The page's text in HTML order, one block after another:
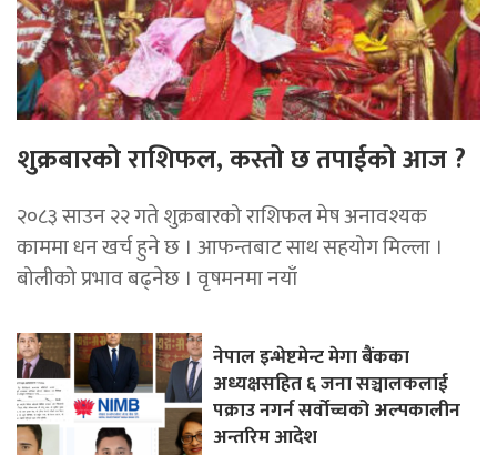
शुक्रबारको राशिफल, कस्तो छ तपाईको आज ?
२०८३ साउन २२ गते शुक्रबारको राशिफल मेष अनावश्यक
काममा धन खर्च हुने छ । आफन्तबाट साथ सहयोग मिल्ला ।
बोलीको प्रभाव बढ्नेछ । वृषमनमा नयाँ
नेपाल इन्भेष्टमेन्ट मेगा बैंकका
अध्यक्षसहित ६ जना सञ्चालकलाई
पक्राउ नगर्न सर्वोच्चको अल्पकालीन
अन्तरिम आदेश